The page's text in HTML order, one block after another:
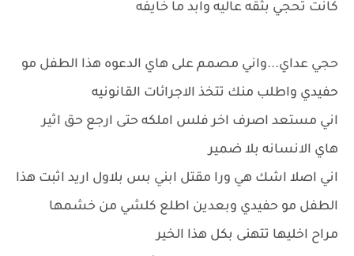
كانت تحجي بثقه عاليه وابد ما خايفه
حجي عداي...واني مصمم على هاي الدعوه هذا الطفل مو
حفيدي واطلب منك تتخذ الاجرائات القانونيه
اني مستعد اصرف اخر فلس املكه حتى ارجع حق اثير
هاي الانسانه بلا ضمير
اني اصلا اشك هي ورا مقتل ابني بس بلاول اريد اثبت هذا
الطفل مو حفيدي وبعدين اطلع كلشي من خشمها
مراح اخليها تتهنى بكل هذا الخير